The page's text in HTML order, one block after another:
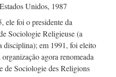
Unidos, 1987
ele foi o presidente da
Sociologie Religieuse (a
disciplina); em 1991, foi eleito
agora renomeada
de Sociologie des Religions